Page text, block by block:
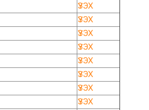
ҮЗЭХ
ҮЗЭХ
ҮЗЭХ
ҮЗЭХ
ҮЗЭХ
ҮЗЭХ
ҮЗЭХ
ҮЗЭХ